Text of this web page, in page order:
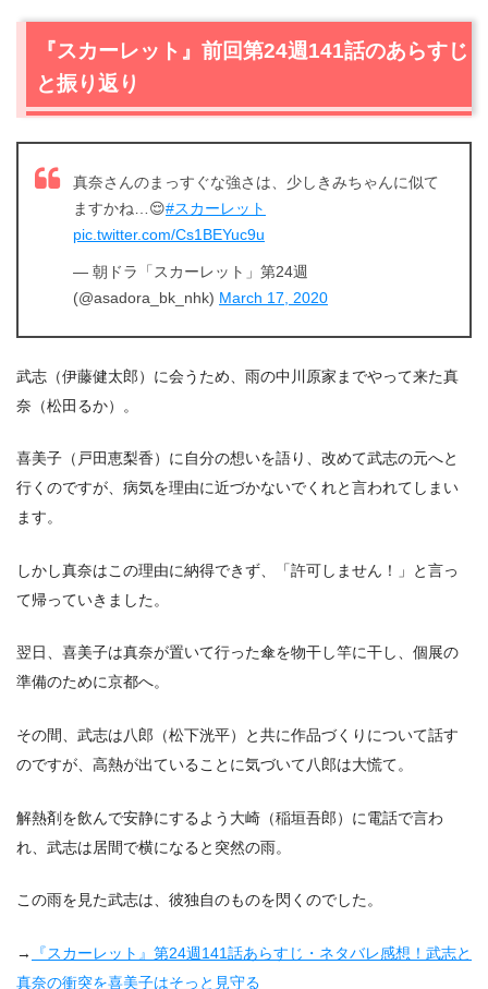
2.
【ネタバレ】『スカーレット』第24週142話あらすじ・
感想
2.1 水の波紋を描くと決めた武志（伊藤健太郎）
『スカーレット』第24週142話まとめ
『スカーレット』前回第24週141話のあらすじ
と振り返り
真奈さんのまっすぐな強さは、少しきみちゃんに似て
ますかね…😌#スカーレット
pic.twitter.com/Cs1BEYuc9u
— 朝ドラ「スカーレット」第24週
(@asadora_bk_nhk) March 17, 2020
武志（伊藤健太郎）に会うため、雨の中川原家までやって来た真
奈（松田るか）。
喜美子（戸田恵梨香）に自分の想いを語り、改めて武志の元へと
行くのですが、病気を理由に近づかないでくれと言われてしまい
ます。
しかし真奈はこの理由に納得できず、「許可しません！」と言っ
て帰っていきました。
翌日、喜美子は真奈が置いて行った傘を物干し竿に干し、個展の
準備のために京都へ。
その間、武志は八郎（松下洸平）と共に作品づくりについて話す
のですが、高熱が出ていることに気づいて八郎は大慌て。
解熱剤を飲んで安静にするよう大崎（稲垣吾郎）に電話で言わ
れ、武志は居間で横になると突然の雨。
この雨を見た武志は、彼独自のものを閃くのでした。
→
『スカーレット』第24週141話あらすじ・ネタバレ感想！武志と
真奈の衝突を喜美子はそっと見守る